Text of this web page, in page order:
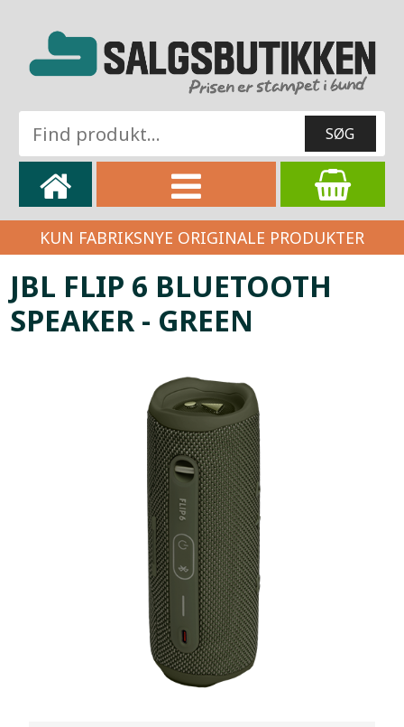
KUN FABRIKSNYE ORIGINALE PRODUKTER
JBL FLIP 6 BLUETOOTH
SPEAKER - GREEN